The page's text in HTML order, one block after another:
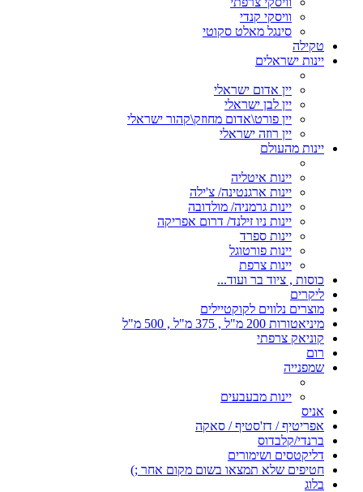
וויסקי קנדי
סינגל מאלט סקוטי
טקילה
יינות ישראלים
יין אדום ישראלי
יין לבן ישראלי
יין פורט\אדום מחוזק\קהור ישראלי
יין רוזה ישראלי
יינות מהעולם
יינות איטליה
יינות ארגנטינה/ צ'ילה
יינות גרמניה/ מולדובה
יינות ניו זילנד/ דרום אפריקה
יינות ספרד
יינות פורטוגל
יינות צרפת
כוסות , ציוד בר ועוד...
ליקרים
מוצרים נלווים לקוקטיילים
מיניאטורות 200 מ"ל , 375 מ"ל , 500 מ"ל
קוניאק צרפתי
רום
שמפנייה
יינות מבעבעים
אניס
אפריטיף / דז'סטיף / סאקה
ברנדי/קלבדוס
דליקטסים ושימורים
חטיפים שלא תמצאו בשום מקום אחר ;)
בלוג